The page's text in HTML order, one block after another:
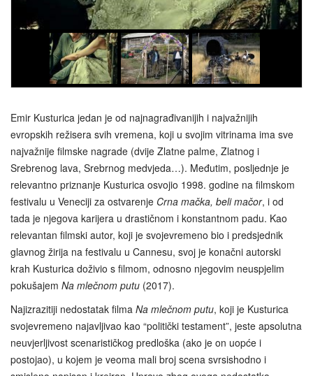
Emir Kusturica jedan je od najnagrađivanijih i najvažnijih
evropskih režisera svih vremena, koji u svojim vitrinama ima sve
najvažnije filmske nagrade (dvije Zlatne palme, Zlatnog i
Srebrenog lava, Srebrnog medvjeda…). Međutim, posljednje je
relevantno priznanje Kusturica osvojio 1998. godine na filmskom
festivalu u Veneciji za ostvarenje Crna mačka, beli mačor, i od
tada je njegova karijera u drastičnom i konstantnom padu. Kao
relevantan filmski autor, koji je svojevremeno bio i predsjednik
glavnog žirija na festivalu u Cannesu, svoj je konačni autorski
krah Kusturica doživio s filmom, odnosno njegovim neuspjelim
pokušajem Na mlečnom putu (2017).
Najizrazitiji nedostatak filma Na mlečnom putu, koji je Kusturica
svojevremeno najavljivao kao “politički testament”, jeste apsolutna
neuvjerljivost scenarističkog predloška (ako je on uopće i
postojao), u kojem je veoma mali broj scena svrsishodno i